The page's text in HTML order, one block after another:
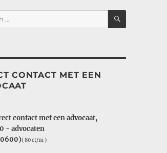
ZOEKEN
CONTACT MET EEN
contact met een advocaat,
- advocaten
( 80 ct/m )